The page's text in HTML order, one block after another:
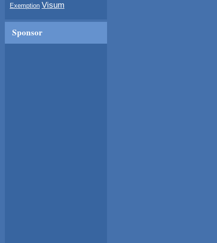
Exemption Visum
Sponsor